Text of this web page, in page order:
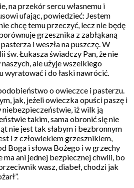
na przekór sercu własnemu i
ufając, powiedzieć: Jestem
chcę temu przeczyć, lecz nie będę
grzesznika z zabłąkaną
i weszła na puszczę. W
św. Łukasza świadczy Pan, że nie
ale użyje wszelkiego
wyratować i do łaski nawrócić.
o owieczce i pasterzu.
jak, jeżeli owieczka opuści paszę i
niebezpieczeństwie, iż wilk ją
takim, sama obronić się nie
nie jest tak słabym i bezbronnym
i z człowiekiem grzesznikiem,
Boga i słowa Bożego i w grzechy
ma ani jednej bezpiecznej chwili, bo
wasz, diabeł, chodzi jak